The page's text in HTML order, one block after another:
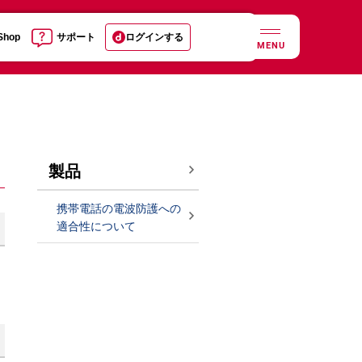
サポート ログインする
MENU
製品
携帯電話の電波防護への
適合性について